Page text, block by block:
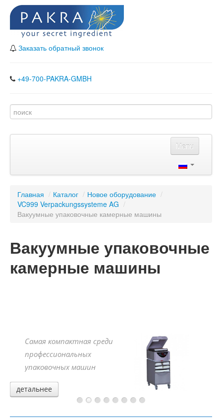
Заказать обратный звонок
+49-700-PAKRA-GMBH
Menu
Наши партнеры
Планирование
Сервис
Главная / Каталог / Новое оборудование /
VC999 Verpackungssysteme AG /
Вакуумные упаковочные камерные машины
Вакуумные упаковочные
камерные машины
среди
детальнее
детальнее
детальнее
детальнее
детальнее
детальнее
детальнее
детальнее